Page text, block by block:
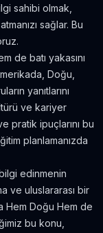
ve Elektronik
10 İş
| Toronto Pahalı
sahibi olmak,
sağlar. Bu
de batı yakasını
Doğu,
yanıtlarını
ve kariyer
pratik ipuçlarını bu
planlamanızda
edinmenin
ve uluslararası bir
Hem Doğu Hem de
bu konu,